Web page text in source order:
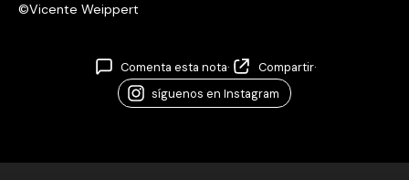
©Vicente Weippert
Comenta esta nota· Compartir·
síguenos en Instagram